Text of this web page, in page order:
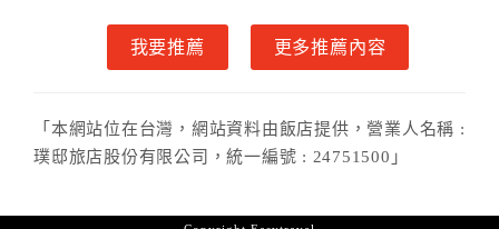
◎住房日7天前辦理者，訂單費用扣除總計0%為手續費
◎住房日3天前辦理者，訂單費用扣除總計60%為手續費
費
◎住房日當日辦理者，訂單費用扣除總計100%為手續費
◎住房日當日未辦理入住手續者，視同住房，已付訂單
我要推薦 更多推薦內容
「本網站位在台灣，網站資料由飯店提供，營業人名稱 :
璞邸旅店股份有限公司，統一編號 : 24751500」